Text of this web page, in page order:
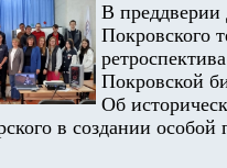
В преддверии
Покровского
Покровской
Об
в создании особой